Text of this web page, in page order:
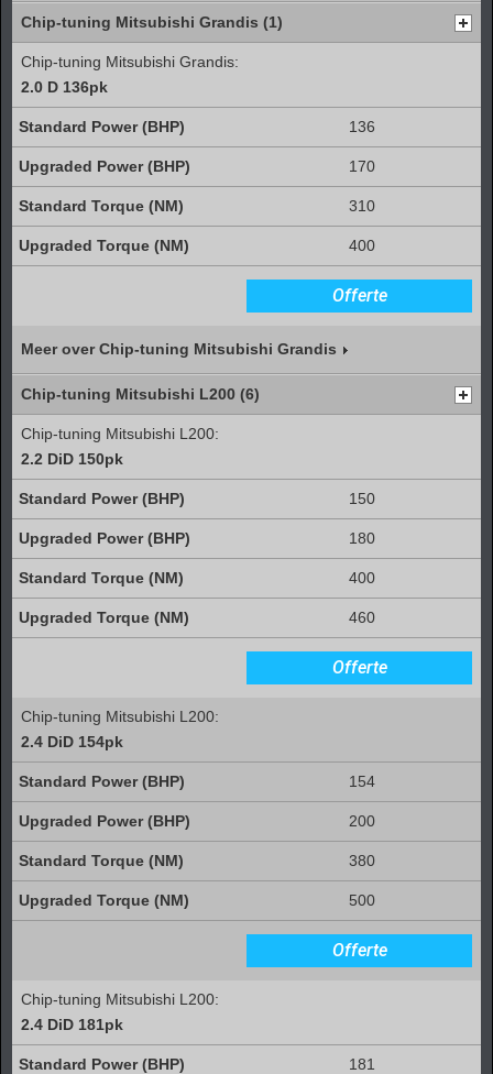
Chip-tuning Mitsubishi Grandis (1)
Chip-tuning Mitsubishi Grandis:
2.0 D 136pk
136
170
310
400
Offerte
Meer over Chip-tuning Mitsubishi Grandis
Chip-tuning Mitsubishi L200 (6)
Chip-tuning Mitsubishi L200:
2.2 DiD 150pk
150
180
400
460
Offerte
Chip-tuning Mitsubishi L200:
2.4 DiD 154pk
154
200
380
500
Offerte
Chip-tuning Mitsubishi L200:
2.4 DiD 181pk
181